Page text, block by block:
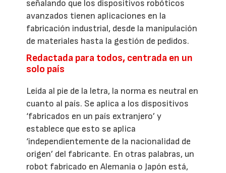
señalando que los dispositivos robóticos
avanzados tienen aplicaciones en la
fabricación industrial, desde la manipulación
de materiales hasta la gestión de pedidos.
Redactada para todos, centrada en un
solo país
Leída al pie de la letra, la norma es neutral en
cuanto al país. Se aplica a los dispositivos
‘fabricados en un país extranjero’ y
establece que esto se aplica
‘independientemente de la nacionalidad de
origen’ del fabricante. En otras palabras, un
robot fabricado en Alemania o Japón está,